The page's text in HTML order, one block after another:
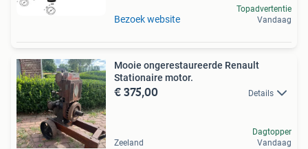
Bezoek website
Topadvertentie
Vandaag
Mooie ongerestaureerde Renault
Stationaire motor.
€ 375,00 Details
Zeeland
Dagtopper
Vandaag